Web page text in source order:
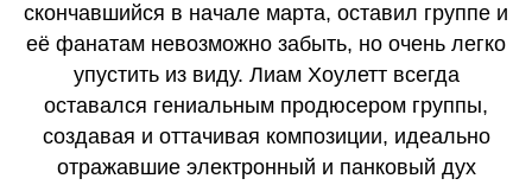
скончавшийся в начале марта, оставил группе и
её фанатам невозможно забыть, но очень легко
упустить из виду. Лиам Хоулетт всегда
оставался гениальным продюсером группы,
создавая и оттачивая композиции, идеально
отражавшие электронный и панковый дух